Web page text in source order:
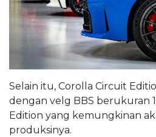
Selain itu, Corolla Circuit
dengan velg BBS berukuran
Edition yang kemungkinan
produksinya.